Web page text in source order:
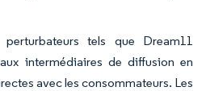
tels que Dream11
intermédiaires de diffusion en
avec les consommateurs. Les